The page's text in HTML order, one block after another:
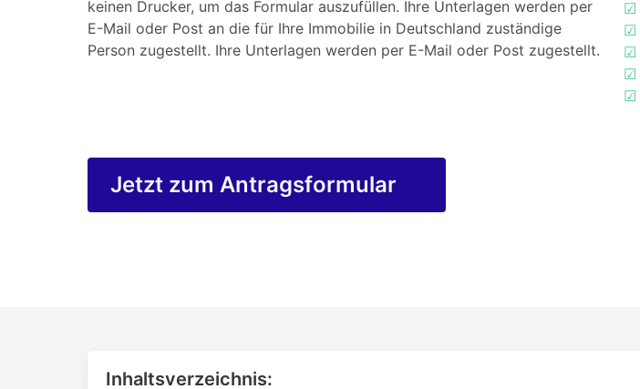
keinen Drucker, um das Formular auszufüllen. Ihre Unterlagen werden per
E-Mail oder Post an die für Ihre Immobilie in Deutschland zuständige
Person zugestellt. Ihre Unterlagen werden per E-Mail oder Post zugestellt.
☑
☑
☑
☑
☑
Jetzt zum Antragsformular
Inhaltsverzeichnis: